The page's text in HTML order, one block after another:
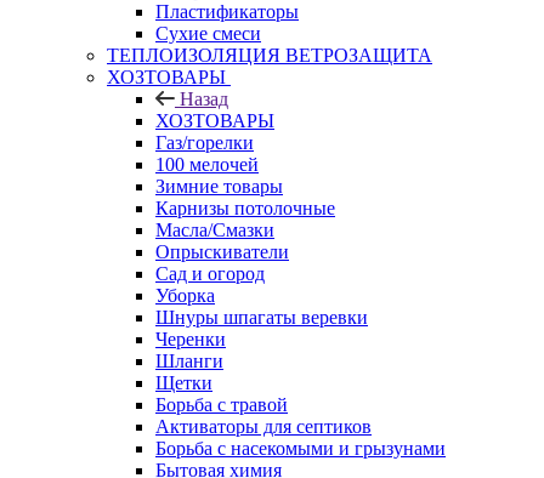
Пластификаторы
Сухие смеси
ТЕПЛОИЗОЛЯЦИЯ ВЕТРОЗАЩИТА
ХОЗТОВАРЫ
Назад
ХОЗТОВАРЫ
Газ/горелки
100 мелочей
Зимние товары
Карнизы потолочные
Масла/Смазки
Опрыскиватели
Сад и огород
Уборка
Шнуры шпагаты веревки
Черенки
Шланги
Щетки
Борьба с травой
Активаторы для септиков
Борьба с насекомыми и грызунами
Бытовая химия